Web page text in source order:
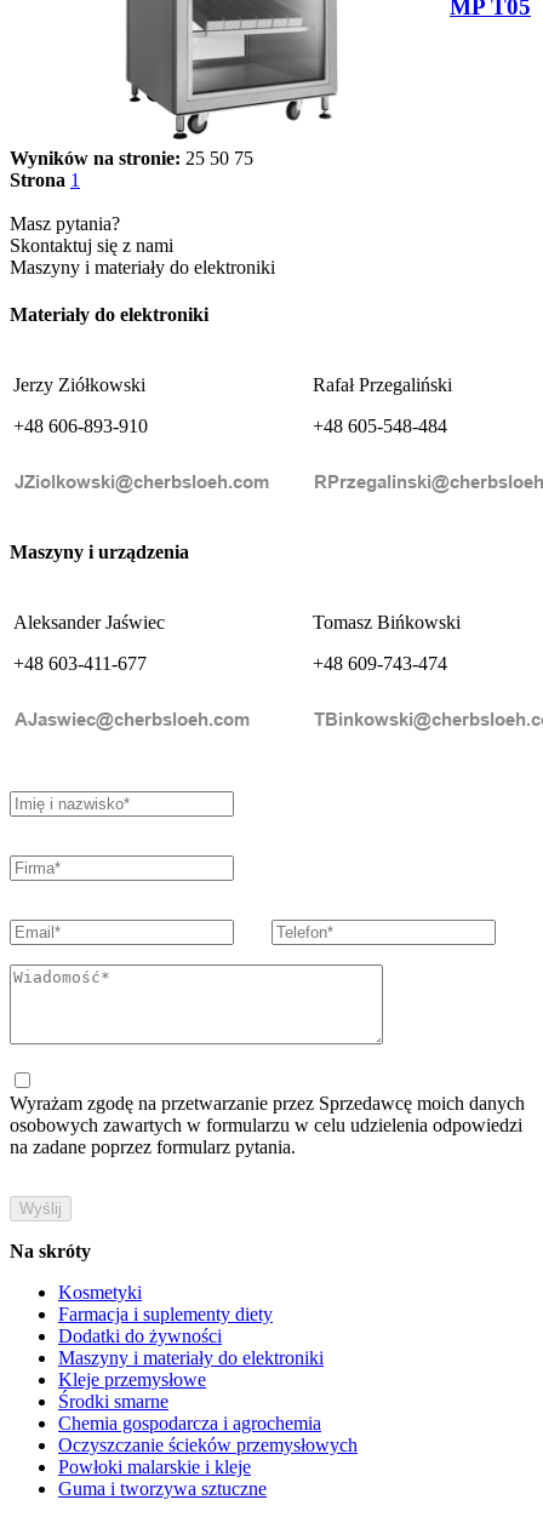
MP T05
Wyników na stronie: 25 50 75
Strona 1
Masz pytania?
Skontaktuj się z nami
Maszyny i materiały do elektroniki
Materiały do elektroniki
Jerzy Ziółkowski
+48 606-893-910
Rafał Przegaliński
+48 605-548-484
Maszyny i urządzenia
Aleksander Jaświec
+48 603-411-677
Tomasz Bińkowski
+48 609-743-474
Wyrażam zgodę na przetwarzanie przez Sprzedawcę moich danych
osobowych zawartych w formularzu w celu udzielenia odpowiedzi
na zadane poprzez formularz pytania.
Na skróty
Kosmetyki
Farmacja i suplementy diety
Dodatki do żywności
Maszyny i materiały do elektroniki
Kleje przemysłowe
Środki smarne
Chemia gospodarcza i agrochemia
Oczyszczanie ścieków przemysłowych
Powłoki malarskie i kleje
Guma i tworzywa sztuczne